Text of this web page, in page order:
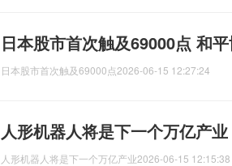
日本股市首次触及69000点 和
日本股市首次触及69000点2026-06-15 12:27:24
人形机器人将是下一个万亿产
人形机器人将是下一个万亿产业2026-06-15 12:15:38